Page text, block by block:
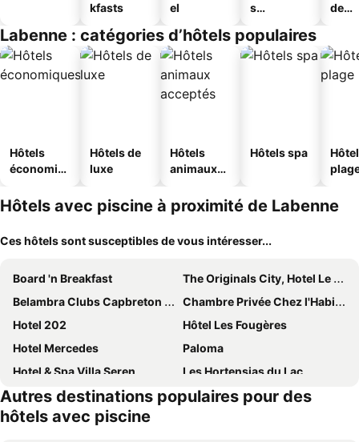
kfasts
el
s
s
de
Labenne : catégories d’hôtels populaires
Hôtels
économiq
Hôtels de
luxe
Hôtels
animaux
Hôtels spa
Hôtels avec piscine à proximité de Labenne
Ces hôtels sont susceptibles de vous intéresser...
Board 'n Breakfast
The Originals City, Hotel Le Lodge, Bayonne North
Belambra Clubs Capbreton - Les Vignes
Chambre Privée Chez l'Habitant
Hotel 202
Hôtel Les Fougères
Hotel Mercedes
Paloma
Hotel & Spa Villa Seren
Les Hortensias du Lac
Hotel Logis Lacotel
Le Moulin de Saubrigues
Club Belambra Les Estagnots Mer
Autres destinations populaires pour des
hôtels avec piscine